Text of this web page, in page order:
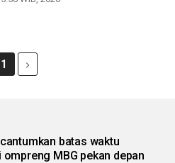
1
batas waktu
MBG pekan depan